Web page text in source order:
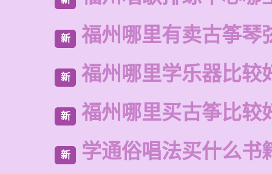
新 福州哪里有卖古筝琴
新 福州哪里学乐器比较
新 福州哪里买古筝比较
新 学通俗唱法买什么书